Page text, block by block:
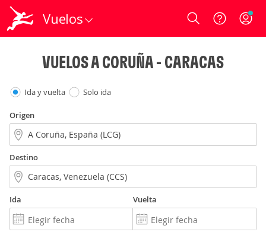
Vuelos Login
VUELOS A CORUÑA - CARACAS
Ida y vuelta Solo ida
Origen
Destino
Ida Vuelta